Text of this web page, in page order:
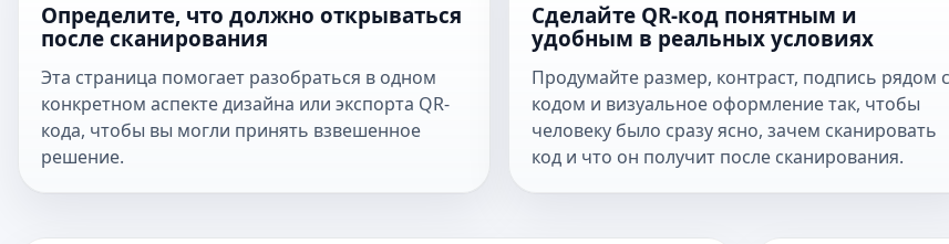
Определите, что должно открываться
после сканирования
Эта страница помогает разобраться в одном
конкретном аспекте дизайна или экспорта QR-
кода, чтобы вы могли принять взвешенное
решение.
Сделайте QR-код понятным и
удобным в реальных условиях
Продумайте размер, контраст, подпись рядом с
кодом и визуальное оформление так, чтобы
человеку было сразу ясно, зачем сканировать
код и что он получит после сканирования.